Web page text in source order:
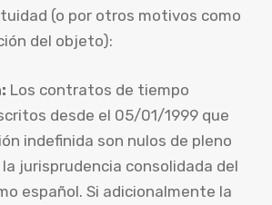
(o por otros motivos como
del objeto):
Los contratos de tiempo
desde el 05/01/1999 que
indefinida son nulos de pleno
jurisprudencia consolidada del
español. Si adicionalmente la